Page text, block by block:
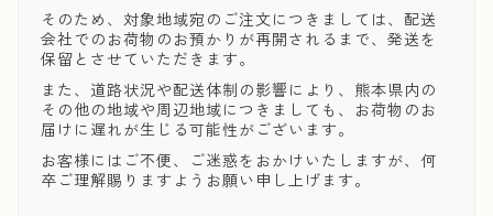
そのため、対象地域宛のご注文につきましては、配送
会社でのお荷物のお預かりが再開されるまで、発送を
保留とさせていただきます。
また、道路状況や配送体制の影響により、熊本県内の
その他の地域や周辺地域につきましても、お荷物のお
届けに遅れが生じる可能性がございます。
お客様にはご不便、ご迷惑をおかけいたしますが、何
卒ご理解賜りますようお願い申し上げます。